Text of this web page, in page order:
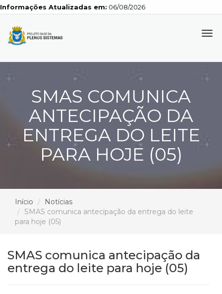
Atualizadas em: 06/08/2026
SMAS COMUNICA
ANTECIPAÇÃO DA
ENTREGA DO LEITE
PARA HOJE (05)
Início
Notícias
SMAS comunica antecipação da entrega do leite
para hoje (05)
SMAS comunica antecipação da
entrega do leite para hoje (05)